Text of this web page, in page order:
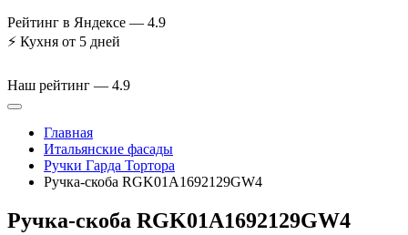
Рейтинг в Яндексе — 4.9
⚡ Кухня от 5 дней
Наш рейтинг — 4.9
Главная
Итальянские фасады
Ручки Гарда Тортора
Ручка-скоба RGK01A1692129GW4
Ручка-скоба RGK01A1692129GW4